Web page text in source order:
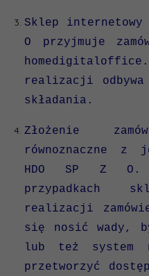
Sklep internetowy
O przyjmuje
realizacji
składania.
Złożenie
równoznaczne z
HDO SP Z O.
przypadkach
realizacji
się nosić wady,
lub też system
przetworzyć